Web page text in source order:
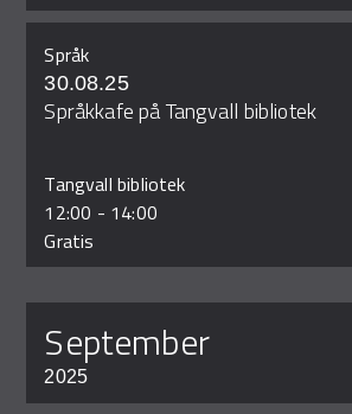
Språk
30.08.25
Språkkafe på Tangvall bibliotek
Tangvall bibliotek
12:00 - 14:00
Gratis
september
2025